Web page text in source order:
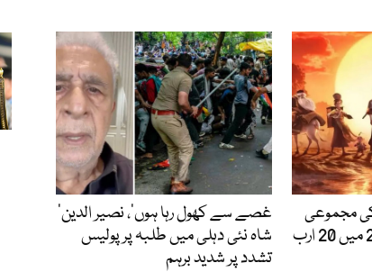
’غصے سے کھول رہا ہوں‘، نصیر الدین
شاہ نئی دہلی میں طلبہ پر پولیس
تشدد پر شدید برہم
مجموعی
باکس آفس آمدنی2026 میں 20 ارب